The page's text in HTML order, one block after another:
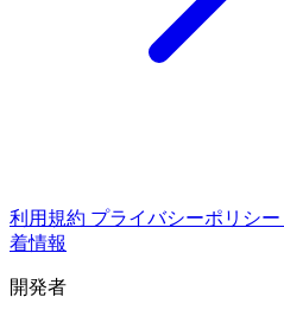
利用規約 プライバシーポリシー
着情報
開発者